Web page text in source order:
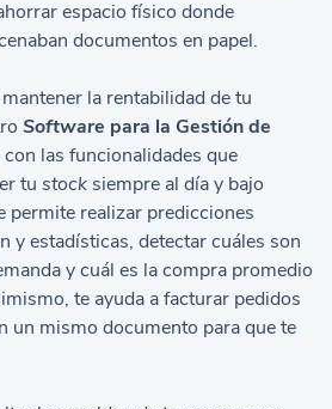
espacio físico donde
documentos en papel.
la rentabilidad de tu
Software para la Gestión de
las funcionalidades que
tustock siempre al día y bajo
permite realizar predicciones
y estadísticas, detectar cuáles son
y cuál es la compra promedio
te ayuda a facturar pedidos
un mismo documento para que te